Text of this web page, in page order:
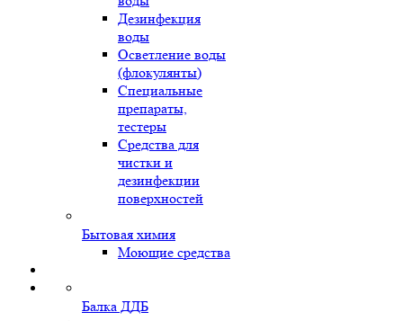
Дезинфекция
воды
Осветление воды
(флокулянты)
Специальные
препараты,
тестеры
Средства для
чистки и
дезинфекции
поверхностей
Бытовая химия
Моющие средства
Балка ДДБ